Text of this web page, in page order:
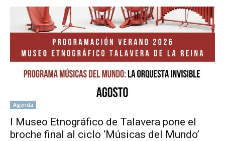
Agenda
l Museo Etnográfico de Talavera pone el
broche final al ciclo ‘Músicas del Mundo’